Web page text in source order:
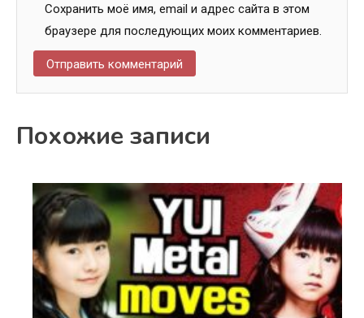
Сохранить моё имя, email и адрес сайта в этом
браузере для последующих моих комментариев.
Похожие записи